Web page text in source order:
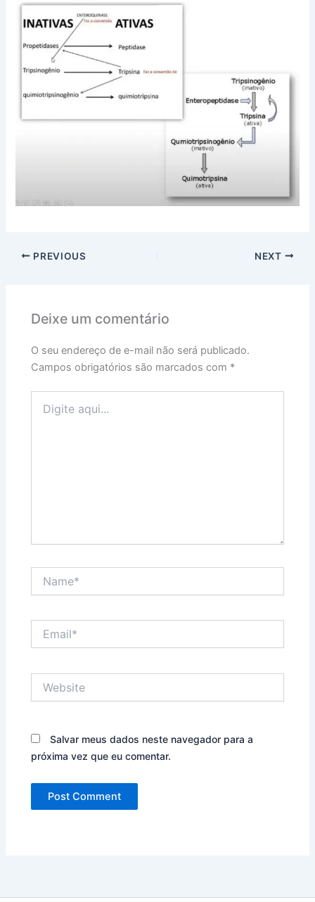
PREVIOUS NEXT
Deixe um comentário
O seu endereço de e-mail não será publicado.
Campos obrigatórios são marcados com *
aqui...
Salvar meus dados neste navegador para a
próxima vez que eu comentar.